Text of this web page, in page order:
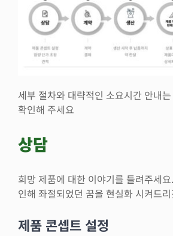
세부 절차와 대략적인 소요시간 안내는
확인해 주세요
상담
희망 제품에 대한 이야기를 들려주세
인해 좌절되었던 꿈을 현실화 시켜드
제품 콘셉트 설정